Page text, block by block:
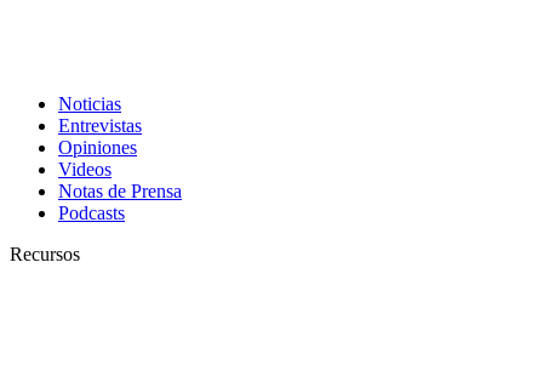
Noticias
Entrevistas
Opiniones
Videos
Notas de Prensa
Podcasts
Recursos